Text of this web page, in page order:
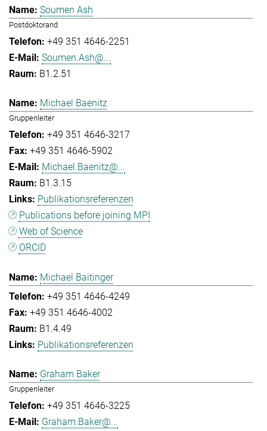
Soumen Ash
Postdoktorand
+49 351 4646-2251
Soumen.Ash@...
B1.2.51
Michael Baenitz
Gruppenleiter
+49 351 4646-3217
+49 351 4646-5902
Michael.Baenitz@...
B1.3.15
Publikationsreferenzen
Publications before joining MPI
Web of Science
ORCID
Michael Baitinger
+49 351 4646-4249
+49 351 4646-4002
B1.4.49
Publikationsreferenzen
Graham Baker
Gruppenleiter
+49 351 4646-3225
Graham.Baker@...